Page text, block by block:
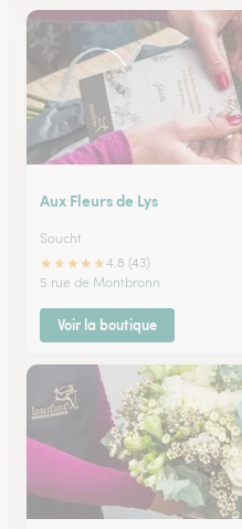
Aux Fleurs de Lys
Soucht
★★★★★4.8 (43)
5 rue de Montbronn
Voir la boutique